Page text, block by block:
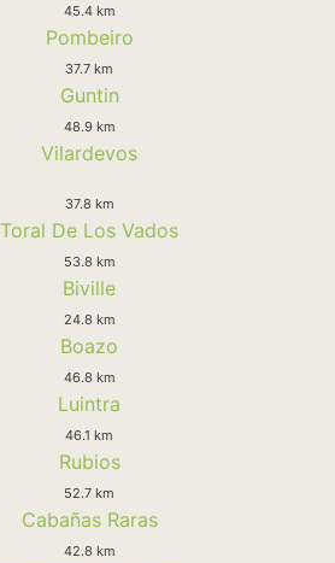
45.4 km
Pombeiro
37.7 km
Guntin
48.9 km
Vilardevos
37.8 km
Toral De Los Vados
53.8 km
Biville
24.8 km
Boazo
46.8 km
Luintra
46.1 km
Rubios
52.7 km
Cabañas Raras
42.8 km